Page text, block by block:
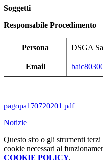
Soggetti
Responsabile Procedimento
Persona DSGA
Email
pagopa170720201.pdf
Notizie
Questo sito o gli strumenti
cookie necessari al
COOKIE POLICY.